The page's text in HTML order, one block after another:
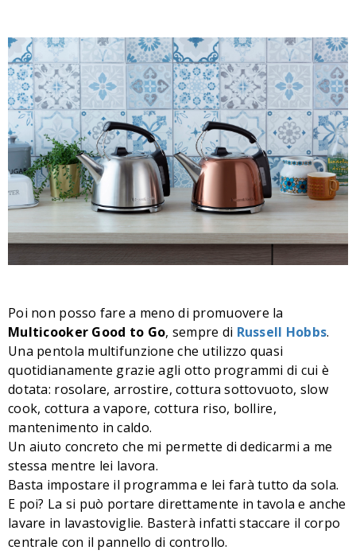
Poi non posso fare a meno di promuovere la
Multicooker Good to Go, sempre di Russell Hobbs.
Una pentola multifunzione che utilizzo quasi
quotidianamente grazie agli otto programmi di cui è
dotata: rosolare, arrostire, cottura sottovuoto, slow
cook, cottura a vapore, cottura riso, bollire,
mantenimento in caldo.
Un aiuto concreto che mi permette di dedicarmi a me
stessa mentre lei lavora.
Basta impostare il programma e lei farà tutto da sola.
E poi? La si può portare direttamente in tavola e anche
lavare in lavastoviglie. Basterà infatti staccare il corpo
centrale con il pannello di controllo.